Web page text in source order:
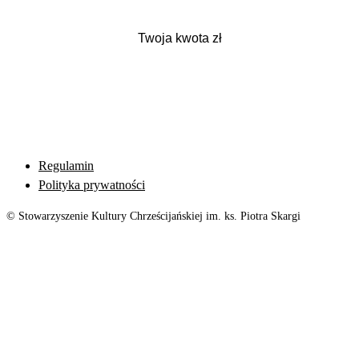
Regulamin
Polityka prywatności
© Stowarzyszenie Kultury Chrześcijańskiej im. ks. Piotra Skargi